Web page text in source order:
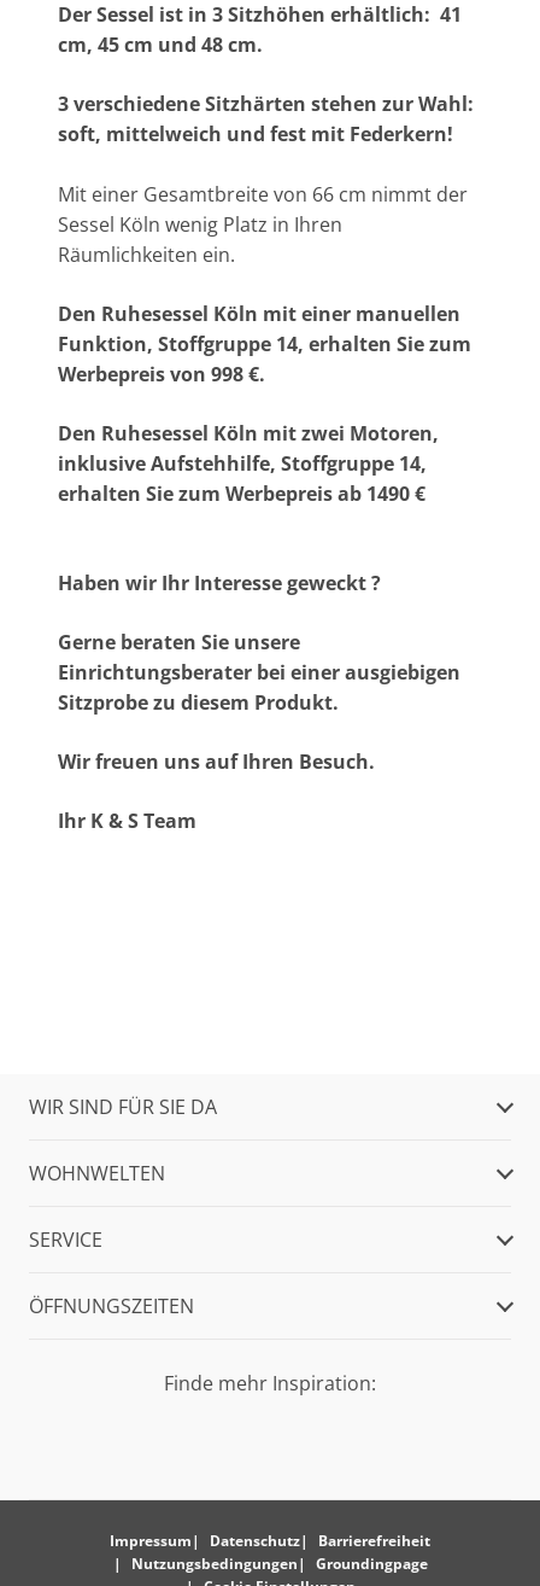
Der Sessel ist in 3 Sitzhöhen erhältlich: 41
cm, 45 cm und 48 cm.
3 verschiedene Sitzhärten stehen zur Wahl:
soft, mittelweich und fest mit Federkern!
Mit einer Gesamtbreite von 66 cm nimmt der
Sessel Köln wenig Platz in Ihren
Räumlichkeiten ein.
Den Ruhesessel Köln mit einer manuellen
Funktion, Stoffgruppe 14, erhalten Sie zum
Werbepreis von 998 €.
Den Ruhesessel Köln mit zwei Motoren,
inklusive Aufstehhilfe, Stoffgruppe 14,
erhalten Sie zum Werbepreis ab 1490 €
Haben wir Ihr Interesse geweckt ?
Gerne beraten Sie unsere
Einrichtungsberater bei einer ausgiebigen
Sitzprobe zu diesem Produkt.
Wir freuen uns auf Ihren Besuch.
Ihr K & S Team
WIR SIND FÜR SIE DA
WOHNWELTEN
SERVICE
ÖFFNUNGSZEITEN
Finde mehr Inspiration:
Impressum Datenschutz
Barrierefreiheit
Nutzungsbedingungen
Groundingpage